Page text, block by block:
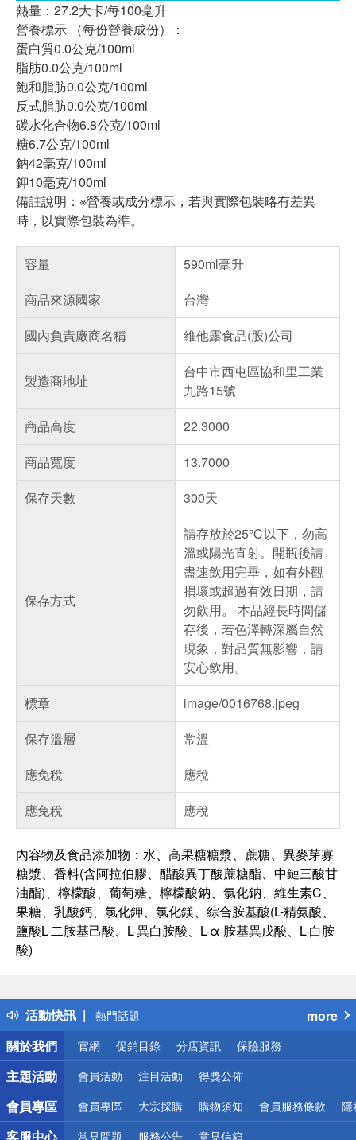
熱量：27.2大卡/每100毫升
營養標示 （每份營養成份）：
蛋白質0.0公克/100ml
脂肪0.0公克/100ml
飽和脂肪0.0公克/100ml
反式脂肪0.0公克/100ml
碳水化合物6.8公克/100ml
糖6.7公克/100ml
鈉42毫克/100ml
鉀10毫克/100ml
備註說明：※營養或成分標示，若與實際包裝略有差異
時，以實際包裝為準。
容量
590ml毫升
商品來源國家
台灣
國內負責廠商名稱
維他露食品(股)公司
製造商地址
台中市西屯區協和里工業
九路15號
商品高度
22.3000
商品寬度
13.7000
保存天數
300天
保存方式
請存放於25℃以下，勿高
溫或陽光直射。開瓶後請
盡速飲用完畢，如有外觀
損壞或超過有效日期，請
勿飲用。 本品經長時間儲
存後，若色澤轉深屬自然
現象，對品質無影響，請
安心飲用。
標章
image/0016768.jpeg
保存溫層
常溫
應免稅
應稅
應免稅
應稅
內容物及食品添加物：水、高果糖糖漿、蔗糖、異麥芽寡
糖漿、香料(含阿拉伯膠、醋酸異丁酸蔗糖酯、中鏈三酸甘
油酯)、檸檬酸、葡萄糖、檸檬酸鈉、氯化鈉、維生素C、
果糖、乳酸鈣、氯化鉀、氯化鎂、綜合胺基酸(L-精氨酸、
鹽酸L-二胺基己酸、L-異白胺酸、L-α-胺基異戊酸、L-白胺
酸)
活動快訊
得獎公告
熱門話題
銀行優惠
偏遠地區配送
詐騙網頁！請小心！
more
關於我們
官網 促銷目錄 分店資訊 保險服務
主題活動 會員活動 注目活動 得獎公佈
會員專區 會員專區 大宗採購 購物須知 會員服務條款 隱
客服中心 常見問題 服務公告 意見信箱